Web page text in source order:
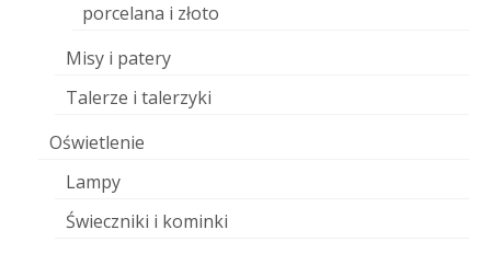
porcelana i złoto
Misy i patery
Talerze i talerzyki
Oświetlenie
Lampy
Świeczniki i kominki